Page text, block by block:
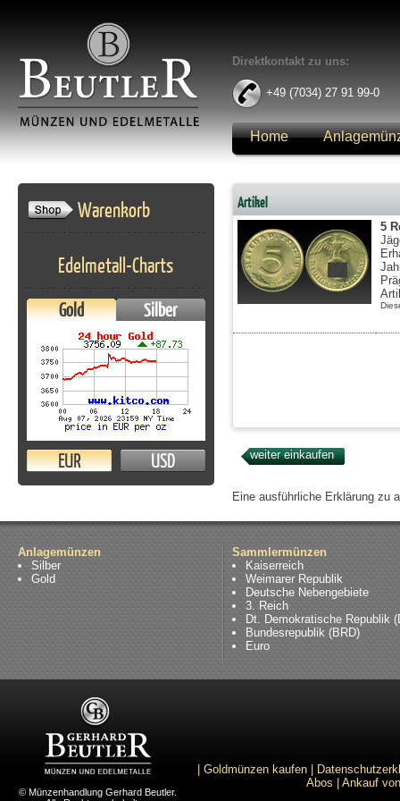
Direktkontakt zu uns:
+49 (7034) 27 91 99-0
Home
Warenkorb
Edelmetall-Charts
Gold Silber
EUR USD
Artikel
5
Eine ausführliche Erklärung zu
Anlagemünzen
Silber
Gold
Sammlermünzen
Kaiserreich
Weimarer Republik
Deutsche Nebengebiete
3. Reich
Dt. Demokratische Republik
Bundesrepublik (BRD)
Euro
© Münzenhandlung Gerhard Beutler.
Goldmünzen kaufen
Abos
Ankauf